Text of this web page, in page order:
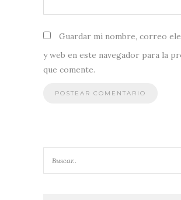
Guardar mi nombre, correo
y web en este navegador para la
que comente.